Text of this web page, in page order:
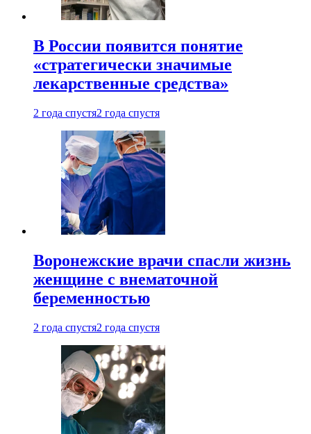
В России появится понятие
«стратегически значимые
лекарственные средства»
2 года спустя2 года спустя
Воронежские врачи спасли жизнь
женщине с внематочной
беременностью
2 года спустя2 года спустя